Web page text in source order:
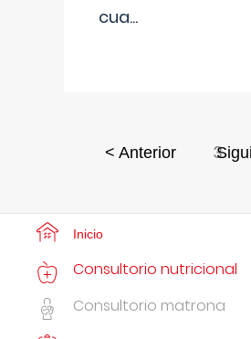
cua...
< Anterior 3
Inicio
Consultorio nutricional
Consultorio matrona